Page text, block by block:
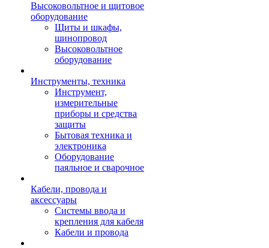
Высоковольтное и щитовое
оборудование
Щиты и шкафы,
шинопровод
Высоковольтное
оборудование
Инструменты, техника
Инструмент,
измерительные
приборы и средства
защиты
Бытовая техника и
электроника
Оборудование
паяльное и сварочное
Кабели, провода и
аксессуары
Системы ввода и
крепления для кабеля
Кабели и провода